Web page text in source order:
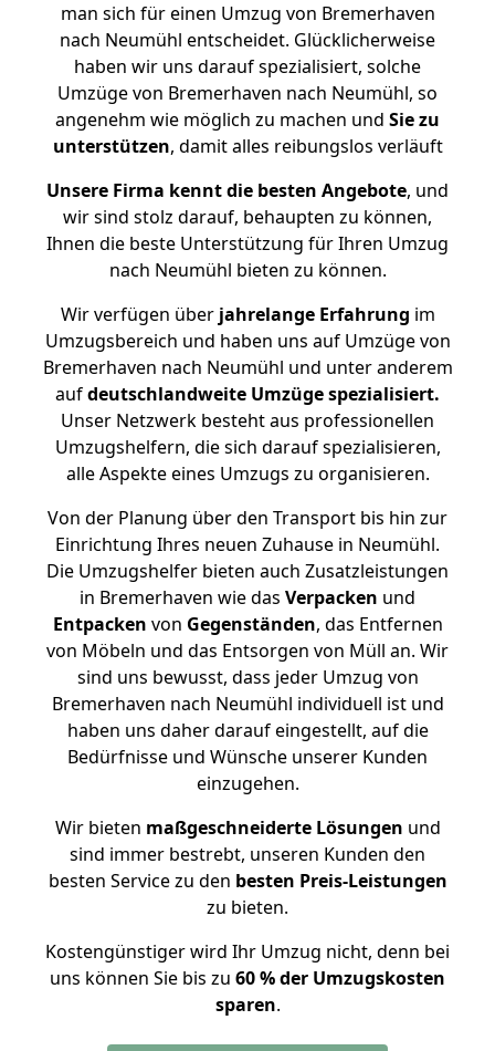
man sich für einen Umzug von Bremerhaven
nach Neumühl entscheidet. Glücklicherweise
haben wir uns darauf spezialisiert, solche
Umzüge von Bremerhaven nach Neumühl, so
angenehm wie möglich zu machen und Sie zu
unterstützen, damit alles reibungslos verläuft
Unsere Firma kennt die besten Angebote, und
wir sind stolz darauf, behaupten zu können,
Ihnen die beste Unterstützung für Ihren Umzug
nach Neumühl bieten zu können.
Wir verfügen überjahrelange Erfahrung im
Umzugsbereich und haben uns auf Umzüge von
Bremerhaven nach Neumühl und unter anderem
aufdeutschlandweite Umzüge spezialisiert.
Unser Netzwerk besteht aus professionellen
Umzugshelfern, die sich darauf spezialisieren,
alle Aspekte eines Umzugs zu organisieren.
Von der Planung über den Transport bis hin zur
Einrichtung Ihres neuen Zuhause in Neumühl.
Die Umzugshelfer bieten auch Zusatzleistungen
in Bremerhaven wie das Verpacken und
Entpacken von Gegenständen, das Entfernen
von Möbeln und das Entsorgen von Müll an. Wir
sind uns bewusst, dass jeder Umzug von
Bremerhaven nach Neumühl individuell ist und
haben uns daher darauf eingestellt, auf die
Bedürfnisse und Wünsche unserer Kunden
einzugehen.
Wir bieten maßgeschneiderte Lösungen und
sind immer bestrebt, unseren Kunden den
besten Service zu den besten Preis-Leistungen
zu bieten.
Kostengünstiger wird Ihr Umzug nicht, denn bei
uns können Sie bis zu 60 % der Umzugskosten
sparen.